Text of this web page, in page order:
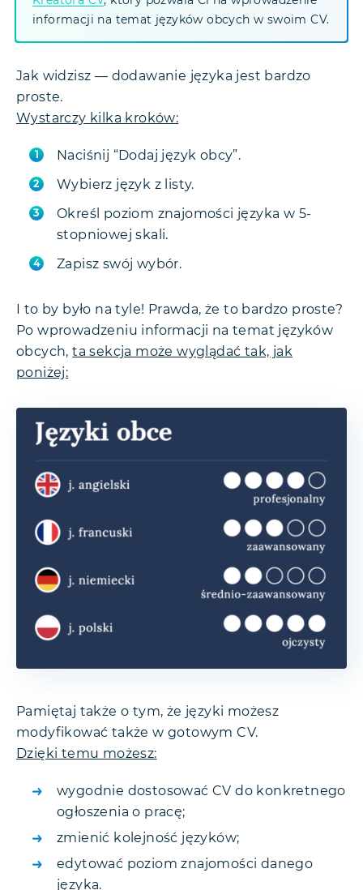
informacji na temat języków obcych w swoim CV.
Jak widzisz — dodawanie języka jest bardzo
proste.
Wystarczy kilka kroków:
Naciśnij “Dodaj język obcy”.
Wybierz język z listy.
Określ poziom znajomości języka w 5-
stopniowej skali.
Zapisz swój wybór.
I to by było na tyle! Prawda, że to bardzo proste?
Po wprowadzeniu informacji na temat języków
obcych,ta sekcja może wyglądać tak, jak
poniżej:
Pamiętaj także o tym, że języki możesz
modyfikować także w gotowym CV.
Dzięki temu możesz:
wygodnie dostosować CV do konkretnego
ogłoszenia o pracę;
zmienić kolejność języków;
edytować poziom znajomości danego
języka.